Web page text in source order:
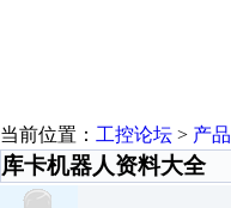
当前位置： 工控论坛 > 产品
库卡机器人资料大全